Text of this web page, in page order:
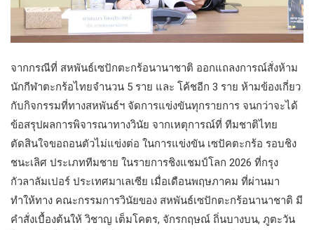
จากกรณีที่ สหพันธ์เซปักตะกร้อนานาชาติ ออกแถลงการณ์สั่งห้าม
นักกีฬาตะกร้อไทยจำนวน 5 ราย และ โค้ชอีก 3 ราย ห้ามข้องเกี่ยว
กับกิจกรรมที่ทางสหพันธ์ฯ จัดการแข่งขันทุกรายการ จนกว่าจะได้
ข้อสรุปผลการพิจารณาทางวินัย จากเหตุการณ์ที่ ทีมชาติไทย
ตัดสินใจขอถอนตัวไม่แข่งต่อ ในการแข่งขัน เซปัคตะกร้อ รอบชิง
ชนะเลิศ ประเภททีมชาย ในรายการชิงแชมป์โลก 2026 ที่กรุง
กัวลาลัมเปอร์ ประเทศมาเลเซีย เมื่อเดือนพฤษภาคม ที่ผ่านมา
ทำให้ทาง คณะกรรมการวินัยของ สหพันธ์เซปักตะกร้อนานาชาติ มี
คำสั่งเบื้องต้นให้ วิชาญ เต็มโคตร, จักรกฤษณ์ ถิ่นบางบน, ภูตะวัน